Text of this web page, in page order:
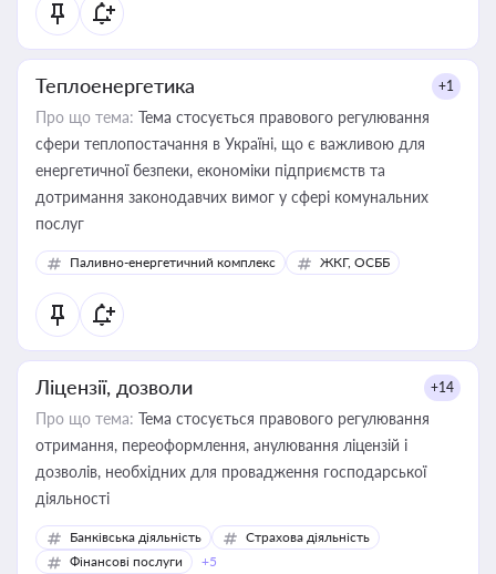
Теплоенергетика +1
Про що тема: Тема стосується правового регулювання
сфери теплопостачання в Україні, що є важливою для
енергетичної безпеки, економіки підприємств та
дотримання законодавчих вимог у сфері комунальних
послуг
Паливно-енергетичний комплекс ЖКГ, ОСББ
Ліцензії, дозволи +14
Про що тема: Тема стосується правового регулювання
отримання, переоформлення, анулювання ліцензій і
дозволів, необхідних для провадження господарської
діяльності
Банківська діяльність
Страхова діяльність
Фінансові послуги
+5